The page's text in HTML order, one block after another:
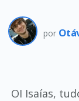
por
OI Isaías,